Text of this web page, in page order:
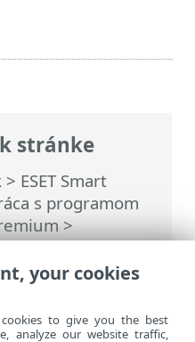
stránke
> ESET Smart
s programom
>
siete> Dialógové
Sieťová hrozba
your cookies
to give you the best
analyze our website traffic,